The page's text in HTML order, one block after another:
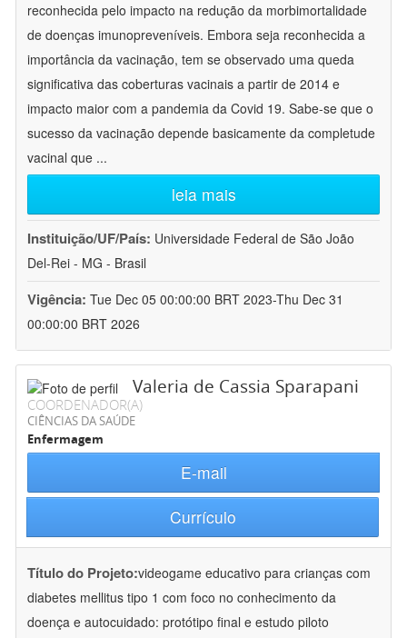
reconhecida pelo impacto na redução da morbimortalidade
de doenças imunopreveníveis. Embora seja reconhecida a
importância da vacinação, tem se observado uma queda
significativa das coberturas vacinais a partir de 2014 e
impacto maior com a pandemia da Covid 19. Sabe-se que o
sucesso da vacinação depende basicamente da completude
vacinal que ...
leia mais
Instituição/UF/País: Universidade Federal de São João
Del-Rei - MG - Brasil
Vigência: Tue Dec 05 00:00:00 BRT 2023-Thu Dec 31
00:00:00 BRT 2026
Valeria de Cassia Sparapani
COORDENADOR(A)
CIÊNCIAS DA SAÚDE
Enfermagem
E-mail
Currículo
Título do Projeto:videogame educativo para crianças com
diabetes mellitus tipo 1 com foco no conhecimento da
doença e autocuidado: protótipo final e estudo piloto